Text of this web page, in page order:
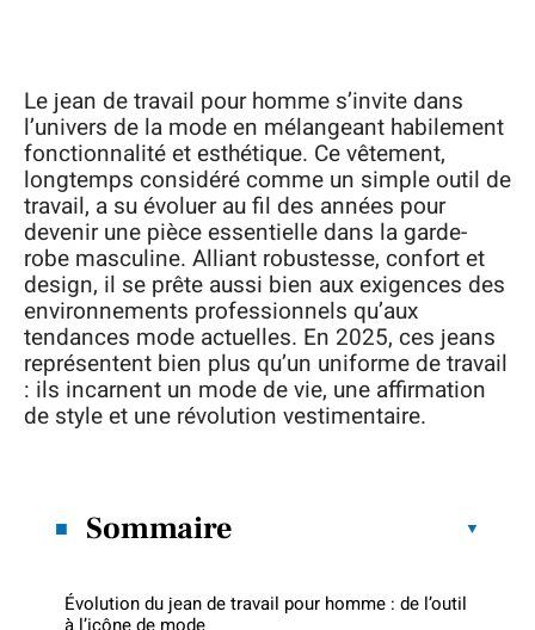
Le jean de travail pour homme s’invite dans
l’univers de la mode en mélangeant habilement
fonctionnalité et esthétique. Ce vêtement,
longtemps considéré comme un simple outil de
travail, a su évoluer au fil des années pour
devenir une pièce essentielle dans la garde-
robe masculine. Alliant robustesse, confort et
design, il se prête aussi bien aux exigences des
environnements professionnels qu’aux
tendances mode actuelles. En 2025, ces jeans
représentent bien plus qu’un uniforme de travail
: ils incarnent un mode de vie, une affirmation
de style et une révolution vestimentaire.
Sommaire
Évolution du jean de travail pour homme : de l’outil
à l’icône de mode